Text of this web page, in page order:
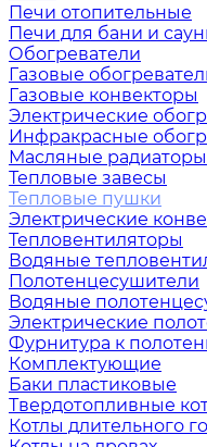
Печи отопительные
Печи для бани и
Обогреватели
Газовые
Газовые конвекторы
Электрические
Инфракрасные
Масляные радиаторы
Тепловые завесы
Тепловые пушки
Электрические
Тепловентиляторы
Водяные
Полотенцесушители
Водяные
Электрические
Фурнитура к
Комплектующие
Баки пластиковые
Твердотопливные
Котлы длительного